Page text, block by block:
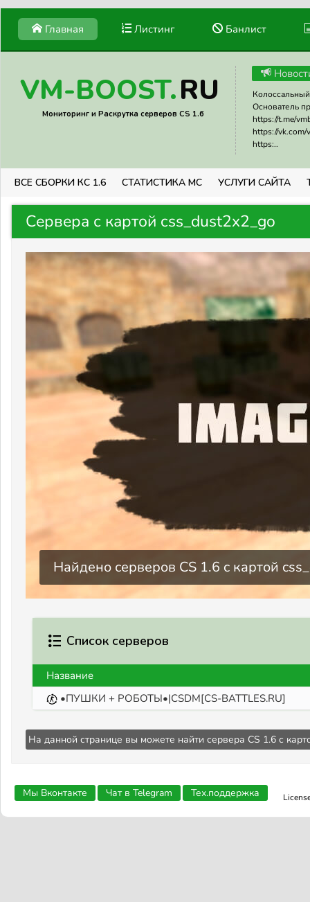
Главная Листинг Банлист
VM-BOOST.RU
Мониторинг и Раскрутка серверов CS 1.6
Основатель
https://t.me/
https://vk.com/
https:..
ВСЕ СБОРКИ КС 1.6 СТАТИСТИКА МС УСЛУГИ САЙТА
Сервера с картой css_dust2x2_go
Найдено серверов CS 1.6 c картой
Список серверов
Название
•ПУШКИ + РОБОТЫ•|CSDM[CS-BATTLES.RU]
На данной странице вы можете найти сервера CS 1.6 с
Мы Вконтакте Чат в Telegram Тех.поддержка